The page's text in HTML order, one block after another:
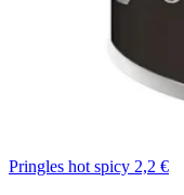
Pringles hot spicy 2,2 €